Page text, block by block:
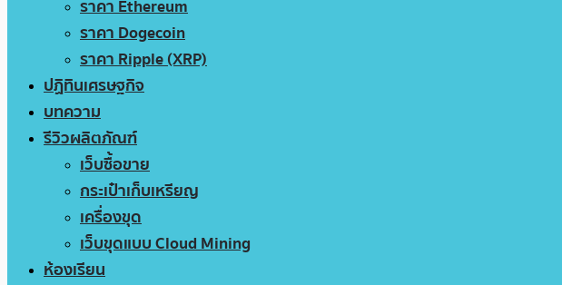
ราคา Ethereum
ราคา Dogecoin
ราคา Ripple (XRP)
ปฏิทินเศรษฐกิจ
บทความ
รีวิวผลิตภัณฑ์
เว็บซื้อขาย
กระเป๋าเก็บเหรียญ
เครื่องขุด
เว็บขุดแบบ Cloud Mining
ห้องเรียน